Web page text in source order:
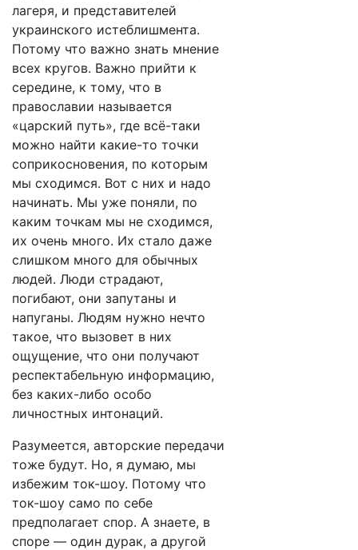
лагеря, и представителей
украинского истеблишмента.
Потому что важно знать мнение
всех кругов. Важно прийти к
середине, к тому, что в
православии называется
«царский путь», где всё-таки
можно найти какие-то точки
соприкосновения, по которым
мы сходимся. Вот с них и надо
начинать. Мы уже поняли, по
каким точкам мы не сходимся,
их очень много. Их стало даже
слишком много для обычных
людей. Люди страдают,
погибают, они запутаны и
напуганы. Людям нужно нечто
такое, что вызовет в них
ощущение, что они получают
респектабельную информацию,
без каких-либо особо
личностных интонаций.
Разумеется, авторские передачи
тоже будут. Но, я думаю, мы
избежим ток-шоу. Потому что
ток-шоу само по себе
предполагает спор. А знаете, в
споре — один дурак, а другой